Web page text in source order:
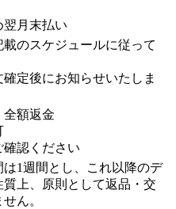
月末払い
のスケジュールに従って
定後にお知らせいたしま
全額返金
認ください
1週間とし、これ以降のデ
上、原則として返品・交
ん。